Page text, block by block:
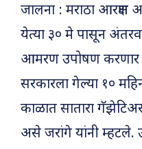
जालना : मराठा
येत्या ३० मे पासून
आमरण उपोषण
सरकारला गेल्या १०
काळात सातारा
असे जरांगे यांनी म्हटले.